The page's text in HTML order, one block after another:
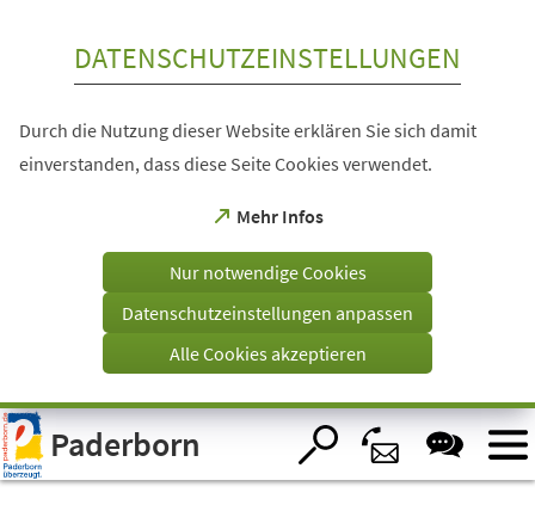
Visuelle
Assistenzsoftware
öffnen.
DATENSCHUTZEINSTELLUNGEN
Durch die Nutzung dieser Website erklären Sie sich damit
einverstanden, dass diese Seite Cookies verwendet.
Mehr Infos
(Öffnet
einem
Tab)
Nur notwendige Cookies
Datenschutzeinstellungen anpassen
Alle Cookies akzeptieren
Paderborn